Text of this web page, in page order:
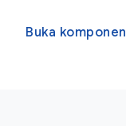
Buka komponen